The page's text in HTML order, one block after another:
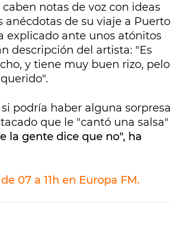
notas de voz con ideas
anécdotas de su viaje a Puerto
explicado ante unos atónitos
descripción del artista: "Es
y tiene muy buen rizo, pelo
podría haber alguna sorpresa
que le "cantó una salsa"
la gente dice que no", ha
07 a 11h en Europa FM.